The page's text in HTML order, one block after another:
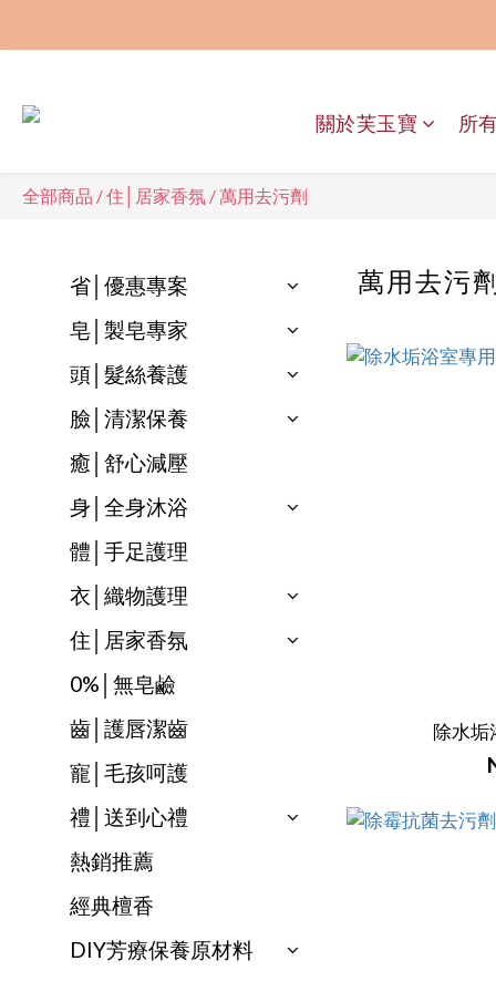
關於芙玉寶 所
全部商品 /住│居家香氛 /萬用去污劑
省│優惠專案
皂│製皂專家
頭│髮絲養護
臉│清潔保養
癒│舒心減壓
身│全身沐浴
體│手足護理
衣│織物護理
住│居家香氛
0%│無皂鹼
齒│護唇潔齒
寵│毛孩呵護
禮│送到心禮
熱銷推薦
經典檀香
DIY芳療保養原材料
萬用去污
除水垢